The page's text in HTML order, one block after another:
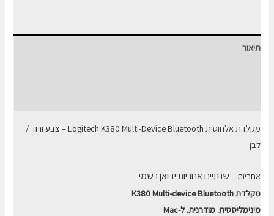
K380
תיאור
מקלדת אלחוטית Logitech K380 Multi-Device Bluetooth – צבע ורוד /
לבן
אחריות – שנתיים אחריות יבואן רשמי
מקלדת K380 Multi-device Bluetooth
מינימליסטית. מודרנית. ל-Mac